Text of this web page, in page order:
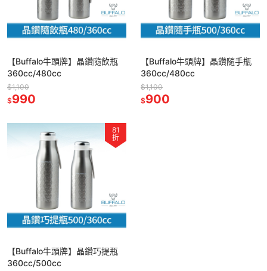
【Buffalo牛頭牌】晶鑽隨飲瓶
360cc/480cc
$1,100
$990
【Buffalo牛頭牌】晶鑽隨手瓶
360cc/480cc
$1,100
$900
81
折
【Buffalo牛頭牌】晶鑽巧提瓶
360cc/500cc